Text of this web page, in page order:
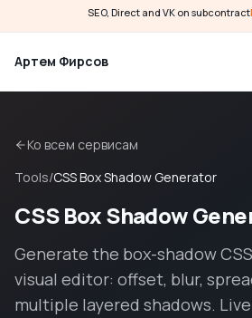
SEO, Direct and VK on subcontract
Артем Фирсов
Ко всем сервисам
Tools/CSS Box Shadow Generator
CSS Box Shadow
Generate the box-shadow
visual editor: offset, blur,
multiple layered shadows.